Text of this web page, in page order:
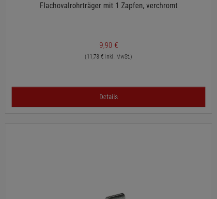
Flachovalrohrträger mit 1 Zapfen, verchromt
9,90 €
(11,78 € inkl. MwSt.)
Details